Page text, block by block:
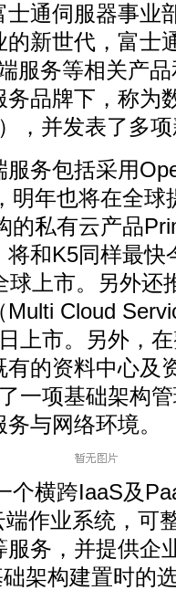
通伺服器事业
的新世代，富士
服务等相关产
品牌下，称为
，并发表了多
务包括采用
明年也将在全球
的私有云产品
和K5同样最快
球上市。另外还
Cloud
上市。另外，
有的资料中心及
一项基础架构
与网络环境。
横跨IaaS及
作业系统，可
务，并提供企
础架构建置时的